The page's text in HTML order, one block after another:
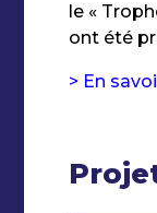
le «
ont été
> En